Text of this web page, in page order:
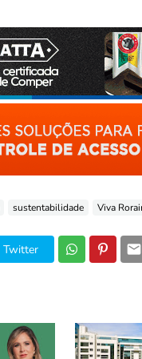
sustentabilidade Viva
Twitter